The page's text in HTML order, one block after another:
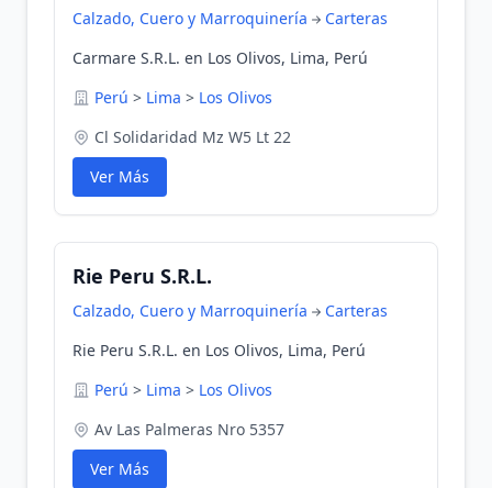
Calzado, Cuero y Marroquinería
Carteras
Carmare S.R.L. en Los Olivos, Lima, Perú
Perú > Lima > Los Olivos
Cl Solidaridad Mz W5 Lt 22
Ver Más
Rie Peru S.R.L.
Calzado, Cuero y Marroquinería
Carteras
Rie Peru S.R.L. en Los Olivos, Lima, Perú
Perú > Lima > Los Olivos
Av Las Palmeras Nro 5357
Ver Más